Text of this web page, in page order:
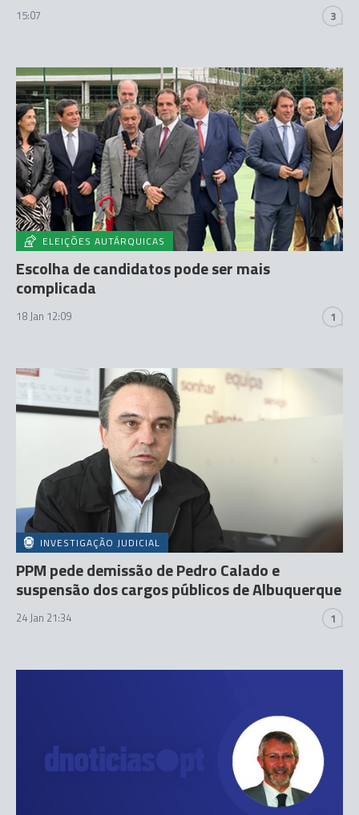
15:07 3
ELEIÇÕES AUTÁRQUICAS
Escolha de candidatos pode ser mais
complicada
18 Jan 12:09 1
INVESTIGAÇÃO JUDICIAL
PPM pede demissão de Pedro Calado e
suspensão dos cargos públicos de Albuquerque
24 Jan 21:34 1